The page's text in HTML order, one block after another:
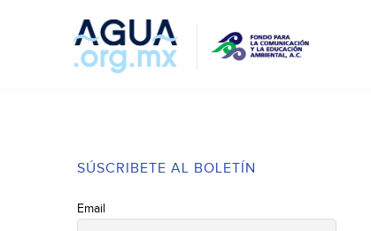
SÚSCRIBETE AL BOLETÍN
Email